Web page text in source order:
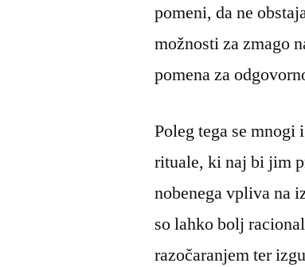
pomeni, da ne
možnosti za zmago
pomena za
Poleg tega se mnogi
rituale, ki naj bi jim
nobenega vpliva na
so lahko bolj
razočaranjem ter